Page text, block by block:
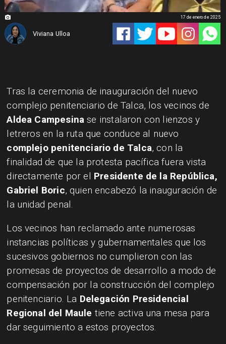
Viviana Ulloa
17 de enero de 2025
Tras la ceremonia de inauguración del nuevo
complejo penitenciario de Talca, los vecinos de
Aldea Campesina se instalaron con lienzos y
letreros en la ruta que conduce al nuevo
complejo penitenciario de Talca, con la
finalidad de que la protesta pacífica fuera vista
directamente por el Presidente de la República,
Gabriel Boric, quien encabezó la inauguración de
la unidad penal.
Los vecinos han reclamado ante numerosas
instancias políticas y gubernamentales que los
sucesivos gobiernos no cumplieron con las
promesas de proyectos de desarrollo a modo de
compensación por la construcción del complejo
penitenciario. La Delegación Presidencial
Regional del Maule tiene activa una mesa para
dar seguimiento a estos proyectos.